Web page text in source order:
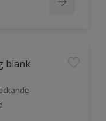
blank